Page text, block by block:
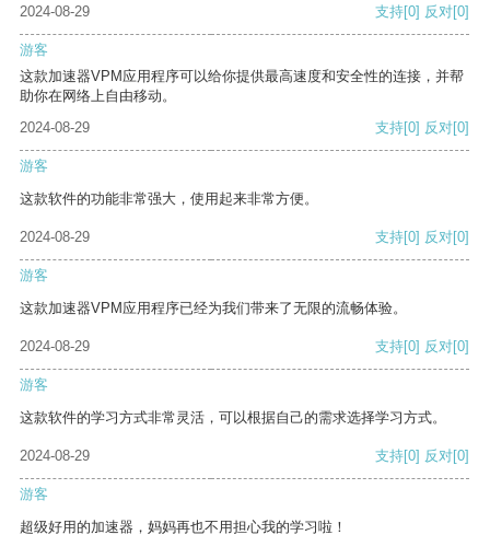
2024-08-29 支持[0] 反对[0]
游客
这款加速器VPM应用程序可以给你提供最高速度和安全性的连接，并帮
助你在网络上自由移动。
2024-08-29
支持[0] 反对[0]
游客
这款软件的功能非常强大，使用起来非常方便。
2024-08-29 支持[0] 反对[0]
游客
这款加速器VPM应用程序已经为我们带来了无限的流畅体验。
2024-08-29 支持[0] 反对[0]
游客
这款软件的学习方式非常灵活，可以根据自己的需求选择学习方式。
2024-08-29 支持[0] 反对[0]
游客
超级好用的加速器，妈妈再也不用担心我的学习啦！